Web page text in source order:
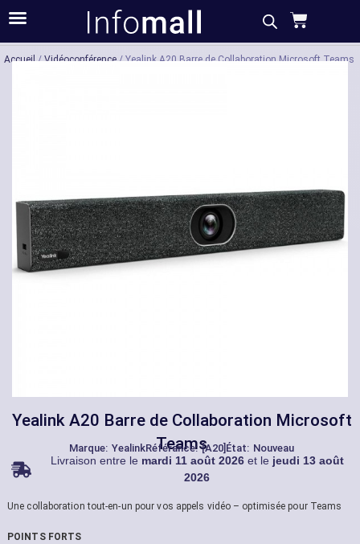
Acheter Description Caractéristiques
Accueil/Vidéoconférence/ Yealink A20 Barre de Collaboration Microsoft Teams
Yealink A20 Barre de Collaboration Microsoft
Teams
Marque: YealinkRéférance: [A20] État: Nouveau
Livraison entre le mardi 11 août 2026et le jeudi 13 août
2026
Une collaboration tout-en-un pour vos appels vidéo – optimisée pour Teams
POINTS FORTS